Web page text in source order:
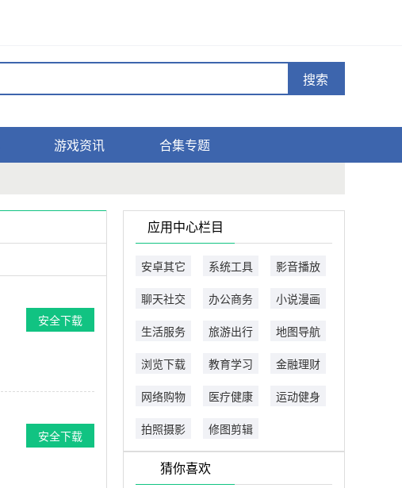
搜索
游戏资讯 合集专题
安全下载
安全下载
应用中心栏目
安卓其它 系统工具 影音播放
聊天社交 办公商务 小说漫画
生活服务 旅游出行 地图导航
浏览下载 教育学习 金融理财
网络购物 医疗健康 运动健身
拍照摄影 修图剪辑
猜你喜欢